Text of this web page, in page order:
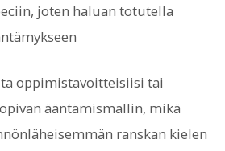
joten haluan totutella
oppimistavoitteisiisi tai
ääntämismallin, mikä
ranskan kielen